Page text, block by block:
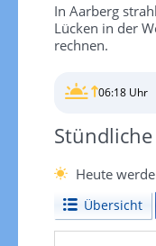
In Aarberg
Lücken in der
rechnen.
06:18 Uhr
Heute
Übersicht